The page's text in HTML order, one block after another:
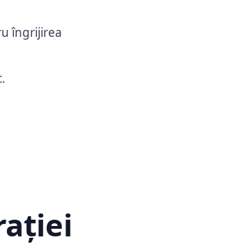
îngrijirea